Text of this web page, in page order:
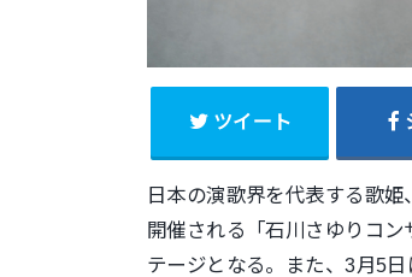
ツイート
日本の演歌界を代表する歌姫
開催される「石川さゆりコン
テージとなる。また、3月5日